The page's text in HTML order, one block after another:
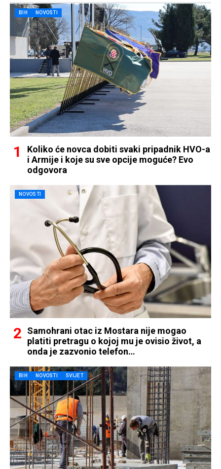
BIH NOVOSTI
Koliko će novca dobiti svaki pripadnik HVO-a
i Armije i koje su sve opcije moguće? Evo
odgovora
NOVOSTI
Samohrani otac iz Mostara nije mogao
platiti pretragu o kojoj mu je ovisio život, a
onda je zazvonio telefon…
BIH NOVOSTI SVIJET